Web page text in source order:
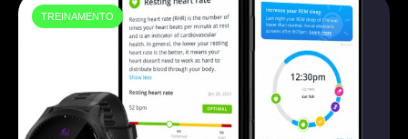
TREINAMENTO